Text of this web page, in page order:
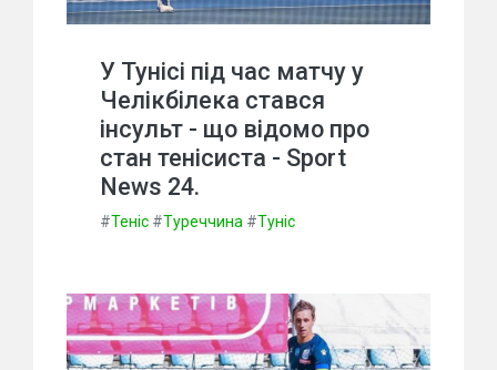
У Тунісі під час матчу у
Челікбілека стався
інсульт - що відомо про
стан тенісиста - Sport
News 24.
#Теніс #Туреччина #Туніс